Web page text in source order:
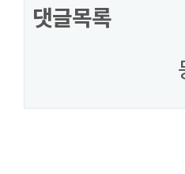
댓글목록